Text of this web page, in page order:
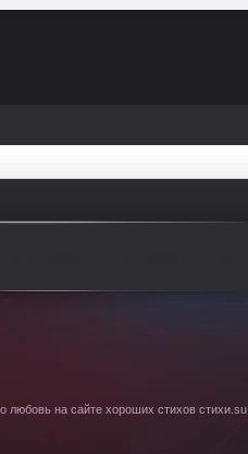
на сайте хороших стихов стихи.su.